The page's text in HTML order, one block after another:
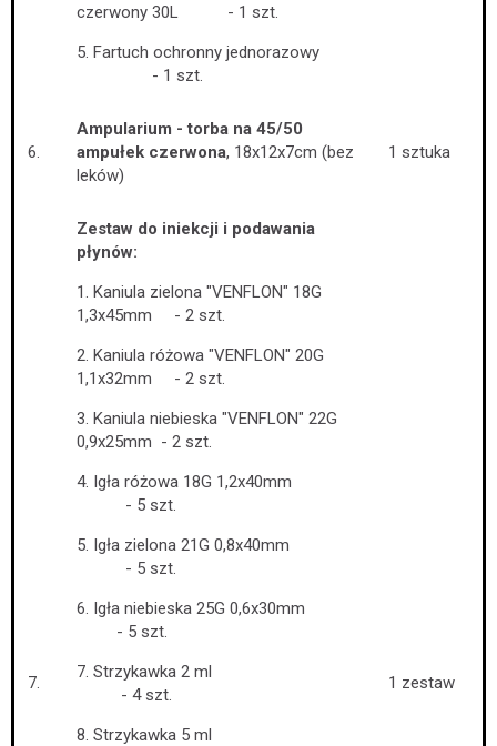
czerwony 30L - 1 szt.
5. Fartuch ochronny jednorazowy
- 1 szt.
6.
Ampularium - torba na 45/50
ampułek czerwona, 18x12x7cm (bez
leków)
1 sztuka
7.
Zestaw do iniekcji i podawania
płynów:
1. Kaniula zielona "VENFLON" 18G
1,3x45mm - 2 szt.
2. Kaniula różowa "VENFLON" 20G
1,1x32mm - 2 szt.
3. Kaniula niebieska "VENFLON" 22G
0,9x25mm - 2 szt.
4. Igła różowa 18G 1,2x40mm
- 5 szt.
5. Igła zielona 21G 0,8x40mm
- 5 szt.
6. Igła niebieska 25G 0,6x30mm
- 5 szt.
7. Strzykawka 2 ml
- 4 szt.
8. Strzykawka 5 ml
1 zestaw